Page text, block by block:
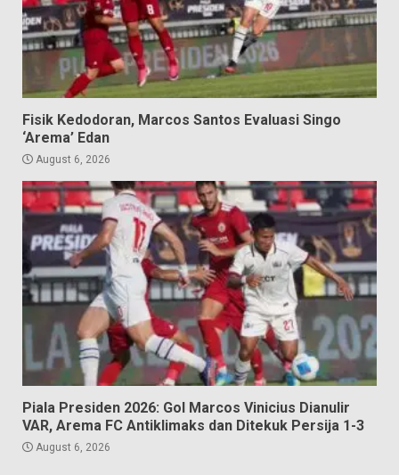
Fisik Kedodoran, Marcos Santos Evaluasi Singo
‘Arema’ Edan
August 6, 2026
Piala Presiden 2026: Gol Marcos Vinicius Dianulir
VAR, Arema FC Antiklimaks dan Ditekuk Persija 1-3
August 6, 2026